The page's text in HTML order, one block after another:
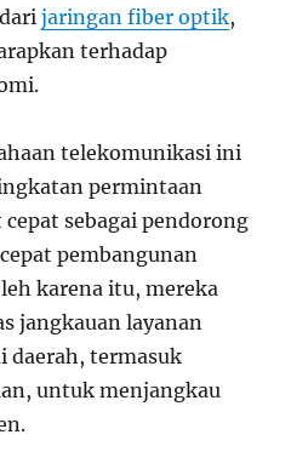
darijaringan fiber optik,
terhadap
telekomunikasi ini
permintaan
sebagai pendorong
pembangunan
karena itu, mereka
jangkauan layanan
daerah, termasuk
untuk menjangkau